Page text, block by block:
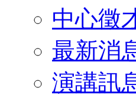
中心徵
最新消
演講訊